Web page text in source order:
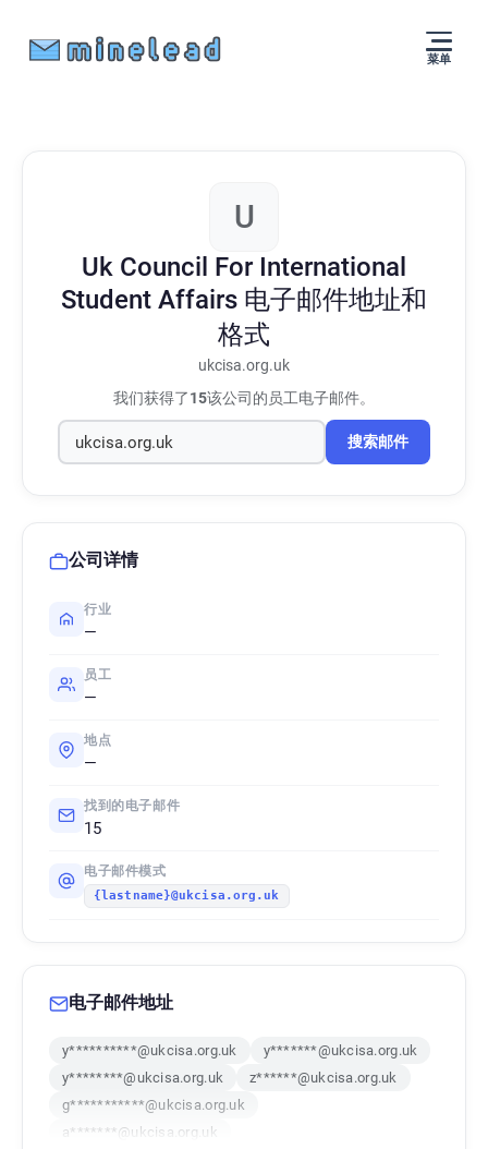
菜单
U
Uk Council For International
Student Affairs 电子邮件地址和
格式
ukcisa.org.uk
我们获得了15该公司的员工电子邮件。
搜索邮件
公司详情
行业
—
员工
—
地点
—
找到的电子邮件
15
电子邮件模式
{lastname}@ukcisa.org.uk
电子邮件地址
y**********@ukcisa.org.uk
y*******@ukcisa.org.uk
y********@ukcisa.org.uk
z******@ukcisa.org.uk
g***********@ukcisa.org.uk
a*******@ukcisa.org.uk